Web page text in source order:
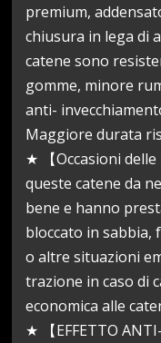
premium,
chiusura in lega di
catene sono
gomme, minore
anti-
Maggiore durata
★ 【Occasioni
queste catene da
bene e hanno
bloccato in sabbia,
o altre situazioni
trazione in caso di
economica alle
★ 【EFFETTO